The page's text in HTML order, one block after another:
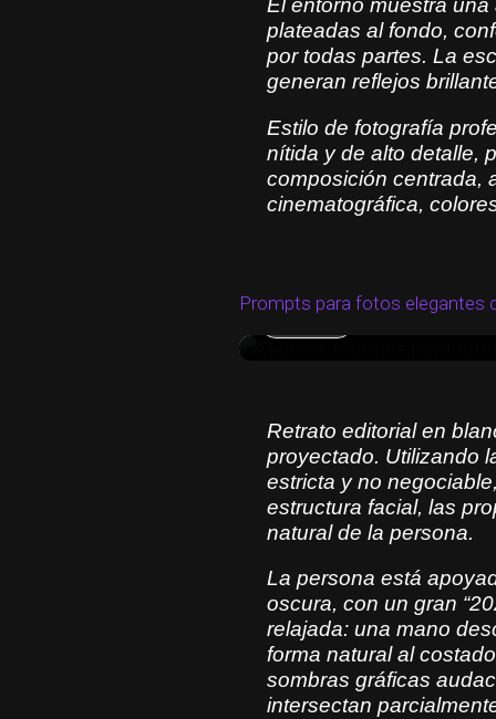
El entorno muestra
plateadas al fondo,
por todas partes. La
generan reflejos
Estilo de fotografía
nítida y de alto detalle,
composición centrada,
cinematográfica,
Prompts para fotos elegantes
Retrato editorial en
proyectado. Utilizando
de la persona. La persona está apoyada de manera casual contra
una pared oscura, con
sombras gráficas
parcialmente los numerales. Viste un vestido
ajustado y sin mangas.
ligeramente desviada de la cámara.
granulada tipo película
minimalista con elegancia casual.
contraste, blanco y
casual, sombras gráficas,
style raw
Retrato editorial en
proyectado. Utilizando
estricta y no
estructura facial, las
natural de la persona.
La persona está
oscura, con un gran
relajada: una mano
forma natural al
sombras gráficas
intersectan